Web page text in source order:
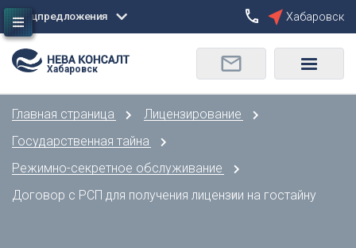
Сбросить
Москва
Санкт-Петербург
Астрахань
Б
О
Орел
П
Пенза
Спецпредложения Хабаровск
Хабаровск
Главная страница
Лицензирование
Государственная тайна
Режимно-секретное обслуживание
Договор с РСП для получения лицензии на гостайну